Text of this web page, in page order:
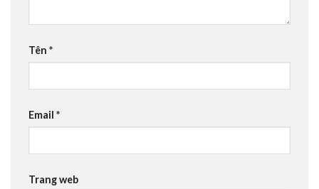
Tên *
Email *
Trang web